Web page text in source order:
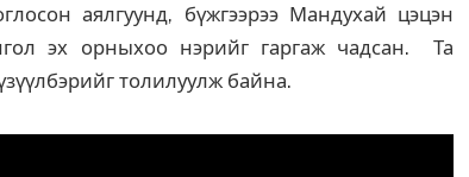
аялгуунд, бүжгээрээ Мандухай цэцэн
эх орныхоо нэрийг гаргаж чадсан. Та
толилуулж байна.